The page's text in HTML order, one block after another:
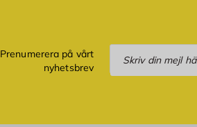
Prenumerera på vårt
nyhetsbrev
Prenumerera